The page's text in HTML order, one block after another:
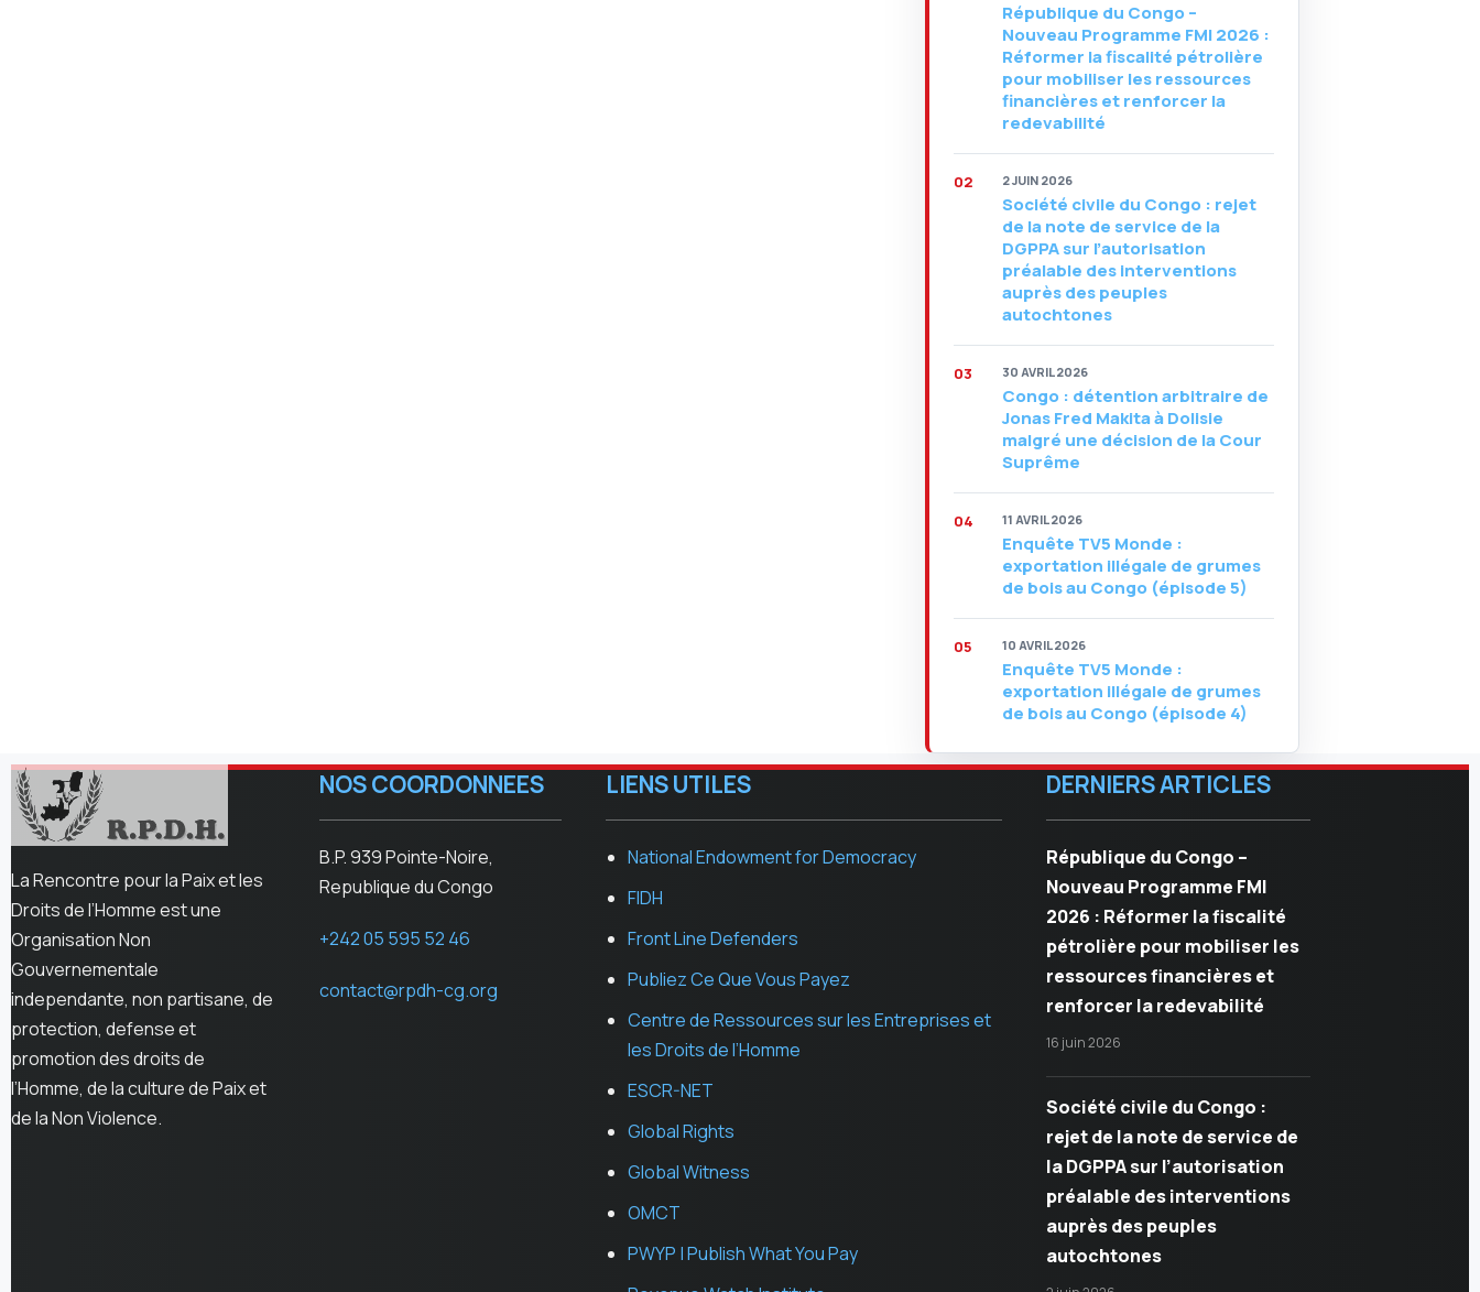
République du Congo –
Nouveau Programme FMI 2026 :
Réformer la fiscalité pétrolière
pour mobiliser les ressources
financières et renforcer la
redevabilité
2 JUIN 2026
Société civile du Congo : rejet
de la note de service de la
DGPPA sur l’autorisation
préalable des interventions
auprès des peuples
autochtones
30 AVRIL 2026
Congo : détention arbitraire de
Jonas Fred Makita à Dolisie
malgré une décision de la Cour
Suprême
11 AVRIL 2026
Enquête TV5 Monde :
exportation illégale de grumes
de bois au Congo (épisode 5)
10 AVRIL 2026
Enquête TV5 Monde :
exportation illégale de grumes
de bois au Congo (épisode 4)
La Rencontre pour la Paix et les
Droits de l’Homme est une
Organisation Non
Gouvernementale
independante, non partisane, de
protection, defense et
promotion des droits de
l’Homme, de la culture de Paix et
de la Non Violence.
NOS COORDONNEES
B.P. 939 Pointe-Noire,
Republique du Congo
+242 05 595 52 46
contact@rpdh-cg.org
LIENS UTILES
National Endowment for Democracy
FIDH
Front Line Defenders
Publiez Ce Que Vous Payez
Centre de Ressources sur les Entreprises et
les Droits de l’Homme
ESCR-NET
Global Rights
Global Witness
OMCT
PWYP | Publish What You Pay
DERNIERS ARTICLES
République du Congo –
Nouveau Programme FMI
2026 : Réformer la fiscalité
pétrolière pour mobiliser les
ressources financières et
renforcer la redevabilité
16 juin 2026
Société civile du Congo :
rejet de la note de service de
la DGPPA sur l’autorisation
préalable des interventions
auprès des peuples
autochtones